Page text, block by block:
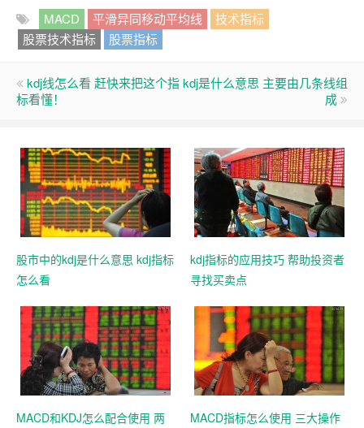
MACD 平滑异同移动平均线
技术指标
股票技术指标
股票指标
kdj线怎么看 赶快来把这个指
标看懂！
kdj是什么意思 主要由几条线组
成
股市中的kdj是什么意思 kdj指标
怎么看
kdj指标的应用技巧 帮助投资者
寻找买卖点
MACD和KDJ怎么配合使用 两
MACD指标怎么使用 三大操作